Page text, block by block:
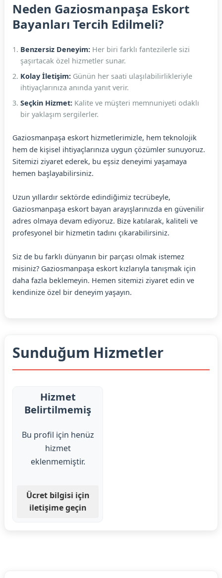
Neden Gaziosmanpaşa Eskort
Bayanları Tercih Edilmeli?
Benzersiz Deneyim: Her biri farklı fantezilerle sizi
şaşırtacak özel hizmetler sunar.
Kolay İletişim: Günün her saati ulaşılabilirlikleriyle
ihtiyaçlarınıza anında yanıt verir.
Seçkin Hizmet: Kalite ve müşteri memnuniyeti odaklı
bir yaklaşım sergilerler.
Gaziosmanpaşa eskort hizmetlerimizle, hem teknolojik
hem de kişisel ihtiyaçlarınıza uygun çözümler sunuyoruz.
Sitemizi ziyaret ederek, bu eşsiz deneyimi yaşamaya
hemen başlayabilirsiniz.
Uzun yıllardır sektörde edindiğimiz tecrübeyle,
Gaziosmanpaşa eskort bayan arayışlarınızda en güvenilir
adres olmaya devam ediyoruz. Bize katılarak, kaliteli ve
profesyonel bir hizmetin tadını çıkarabilirsiniz.
Siz de bu farklı dünyanın bir parçası olmak istemez
misiniz? Gaziosmanpaşa eskort kızlarıyla tanışmak için
daha fazla beklemeyin. Hemen sitemizi ziyaret edin ve
kendinize özel bir deneyim yaşayın.
Sunduğum Hizmetler
Hizmet
Belirtilmemiş
Bu profil için henüz
hizmet
eklenmemiştir.
Ücret bilgisi için
iletişime geçin